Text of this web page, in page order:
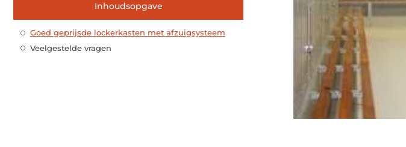
Inhoudsopgave
Goed geprijsde lockerkasten met afzuigsysteem
Veelgestelde vragen